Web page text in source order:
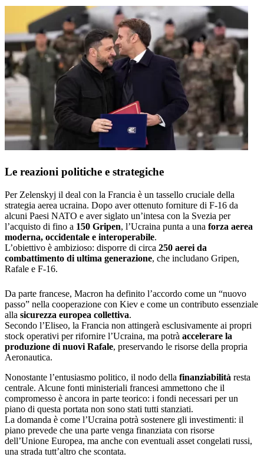
Le reazioni politiche e strategiche
Per Zelenskyj il deal con la Francia è un tassello cruciale della
strategia aerea ucraina. Dopo aver ottenuto forniture di F-16 da
alcuni Paesi NATO e aver siglato un’intesa con la Svezia per
l’acquisto di fino a 150 Gripen, l’Ucraina punta a una forza aerea
moderna, occidentale e interoperabile.
L’obiettivo è ambizioso: disporre di circa 250 aerei da
combattimento di ultima generazione, che includano Gripen,
Rafale e F-16.
Da parte francese, Macron ha definito l’accordo come un “nuovo
passo” nella cooperazione con Kiev e come un contributo essenziale
alla sicurezza europea collettiva.
Secondo l’Eliseo, la Francia non attingerà esclusivamente ai propri
stock operativi per rifornire l’Ucraina, ma potrà accelerare la
produzione di nuovi Rafale, preservando le risorse della propria
Aeronautica.
Nonostante l’entusiasmo politico, il nodo della finanziabilità resta
centrale. Alcune fonti ministeriali francesi ammettono che il
compromesso è ancora in parte teorico: i fondi necessari per un
piano di questa portata non sono stati tutti stanziati.
La domanda è come l’Ucraina potrà sostenere gli investimenti: il
piano prevede che una parte venga finanziata con risorse
dell’Unione Europea, ma anche con eventuali asset congelati russi,
una strada tutt’altro che scontata.